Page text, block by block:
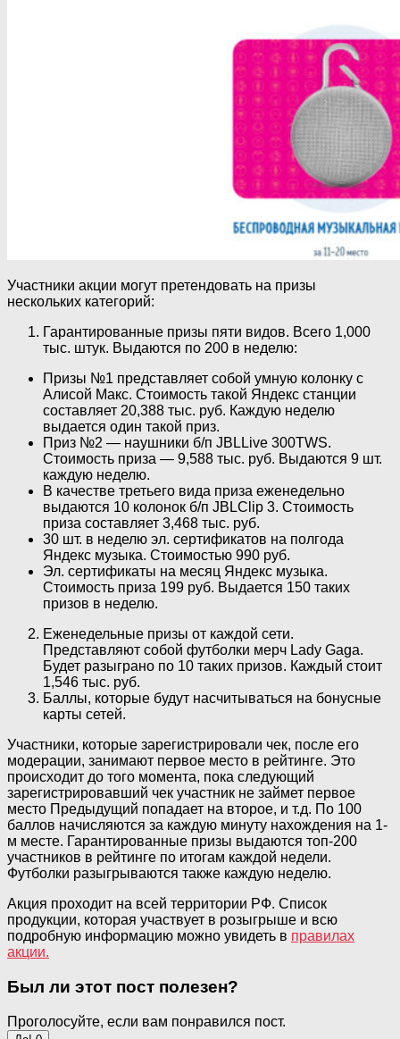
Участники акции могут претендовать на призы
нескольких категорий:
Гарантированные призы пяти видов. Всего 1,000
тыс. штук. Выдаются по 200 в неделю:
Призы №1 представляет собой умную колонку с
Алисой Макс. Стоимость такой Яндекс станции
составляет 20,388 тыс. руб. Каждую неделю
выдается один такой приз.
Приз №2 — наушники б/п JBLLive 300TWS.
Стоимость приза — 9,588 тыс. руб. Выдаются 9 шт.
каждую неделю.
В качестве третьего вида приза еженедельно
выдаются 10 колонок б/п JBLClip 3. Стоимость
приза составляет 3,468 тыс. руб.
30 шт. в неделю эл. сертификатов на полгода
Яндекс музыка. Стоимостью 990 руб.
Эл. сертификаты на месяц Яндекс музыка.
Стоимость приза 199 руб. Выдается 150 таких
призов в неделю.
Еженедельные призы от каждой сети.
Представляют собой футболки мерч Lady Gaga.
Будет разыграно по 10 таких призов. Каждый стоит
1,546 тыс. руб.
Баллы, которые будут насчитываться на бонусные
карты сетей.
Участники, которые зарегистрировали чек, после его
модерации, занимают первое место в рейтинге. Это
происходит до того момента, пока следующий
зарегистрировавший чек участник не займет первое
место Предыдущий попадает на второе, и т.д. По 100
баллов начисляются за каждую минуту нахождения на 1-
м месте. Гарантированные призы выдаются топ-200
участников в рейтинге по итогам каждой недели.
Футболки разыгрываются также каждую неделю.
Акция проходит на всей территории РФ. Список
продукции, которая участвует в розыгрыше и всю
подробную информацию можно увидеть в правилах
акции.
Был ли этот пост полезен?
Проголосуйте, если вам понравился пост.